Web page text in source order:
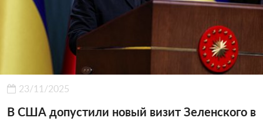
23/11/2025
В США допустили новый визит Зеленского в